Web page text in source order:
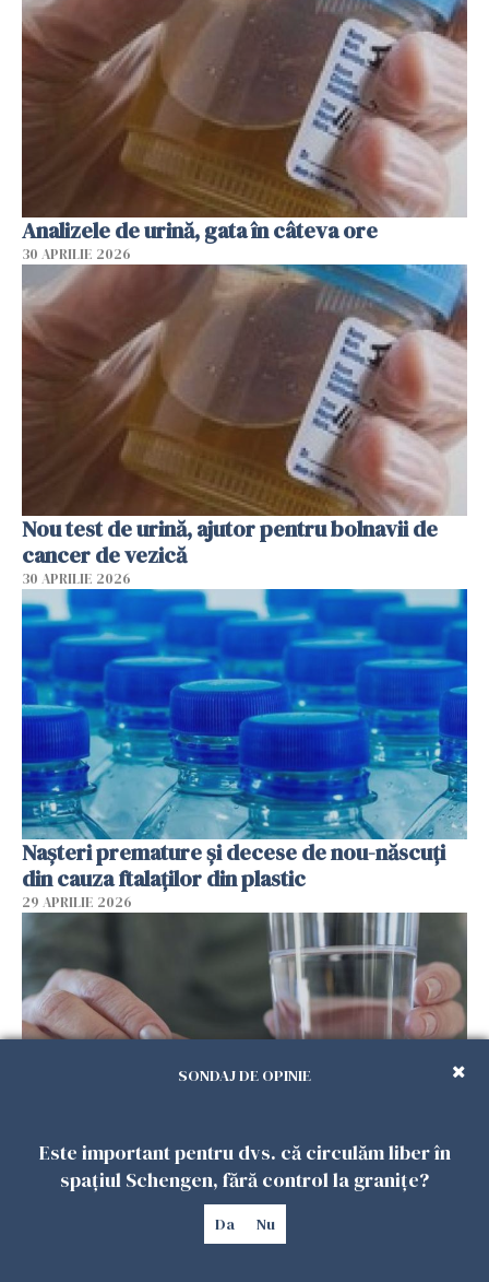
Analizele de urină, gata în câteva ore
30 APRILIE 2026
Nou test de urină, ajutor pentru bolnavii de
cancer de vezică
30 APRILIE 2026
Nașteri premature și decese de nou-născuți
din cauza ftalaților din plastic
29 APRILIE 2026
Spania, verdict: homeopatia este ineficientă
în tratarea oricărei boli
SONDAJ DE OPINIE
Este important pentru dvs. că circulăm liber în
spațiul Schengen, fără control la granițe?
Da Nu